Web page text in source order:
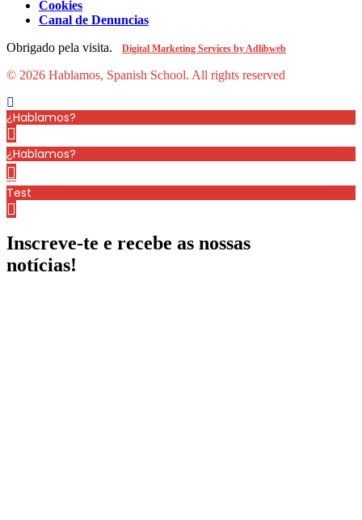
Cookies
Canal de Denuncias
Obrigado pela visita.
Digital Marketing Services by Adlibweb
© 2026 Hablamos, Spanish School. All rights reserved
¿Hablamos?
¿Hablamos?
Test
Inscreve-te e recebe as nossas
notícias!